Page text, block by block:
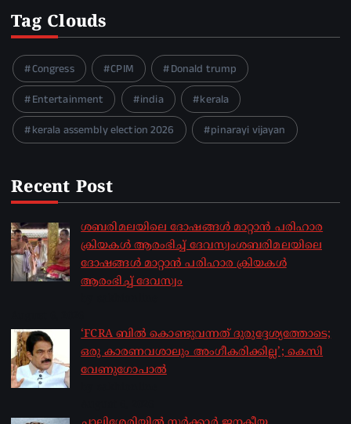
Tag Clouds
Congress CPIM
Donald trump
Entertainment
india
kerala
kerala assembly election 2026
pinarayi vijayan
Recent Post
ശബരിമലയിലെ ദോഷങ്ങൾ മാറ്റാൻ പരിഹാര
ക്രിയകൾ ആരംഭിച്ച് ദേവസ്വംശബരിമലയിലെ
ദോഷങ്ങൾ മാറ്റാൻ പരിഹാര ക്രിയകൾ
ആരംഭിച്ച് ദേവസ്വം
‘FCRA ബിൽ കൊണ്ടുവന്നത് ദുരുദ്ദേശ്യത്തോടെ;
ഒരു കാരണവശാലും അം​ഗീകരിക്കില്ല’; കെസി
വേണു​ഗോപാൽ